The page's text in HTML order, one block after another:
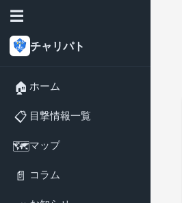
☰
チャリパト
🏠 ホーム
📋 目撃情報一覧
🗺️マップ
📄 コラム